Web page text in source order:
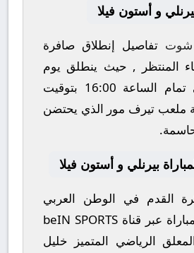
و أستون فيلا
شوت تفاصيل إنطلاق صافرة
المنتظر , حيث ينطلق يوم
الساعة 16:00 بتوقيت
ملعب تيرف مور الذي يحتضن
لمباراة بيرنلي و أستون فيلا
القدم في الوطن العربي
عبر قناة beIN SPORTS
الرياضي المتميز خليل